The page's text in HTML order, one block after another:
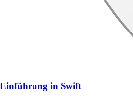
Einführung in Swift